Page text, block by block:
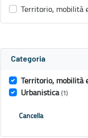
Territorio, mobilità
Categoria
Territorio, mobilità
Urbanistica (1)
Cancella